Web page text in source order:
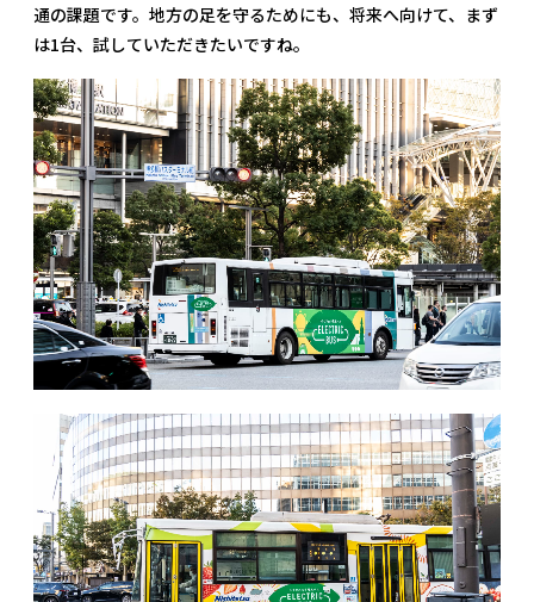
通の課題です。地方の足を守るためにも、将来へ向けて、まず
は1台、試していただきたいですね。